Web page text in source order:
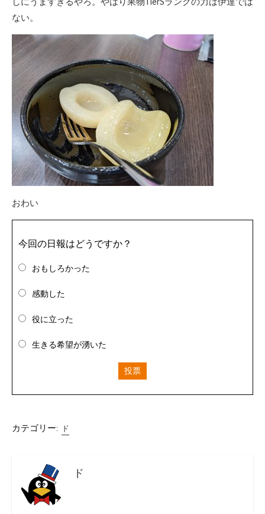
ない。
おわい
今回の日報はどうですか？
おもしろかった
感動した
役に立った
生きる希望が湧いた
投票
カテゴリー: ド
ド